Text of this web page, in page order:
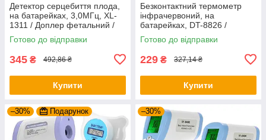
Детектор серцебиття плода,
на батарейках, 3,0МГц, XL-
1311 / Доплер фетальний /
Портативний доплер
Готово до відправки
345 ₴ 492,86 ₴
Купити
Безконтактний термометр
інфрачервоний, на
батарейках, DT-8826 /
Електронний градусник
Готово до відправки
229 ₴ 327,14 ₴
Купити
–30% Подарунок –30%